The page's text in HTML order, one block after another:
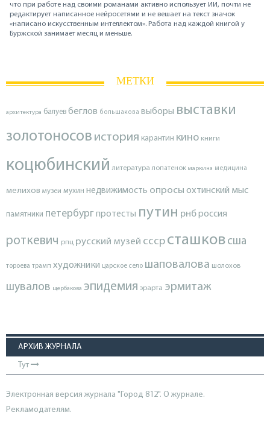
что при работе над своими романами активно использует ИИ, почти не
редактирует написанное нейросетями и не вешает на текст значок
«написано искусственным интеллектом». Работа над каждой книгой у
Буржской занимает месяц и меньше.
МЕТКИ
архитектура балуев беглов большакова выборы выставки
золотоносов история карантин кино книги
коцюбинский литература лопатенок маркина медицина
мелихов музеи мухин недвижимость опросы охтинский мыс
памятники петербургпротесты путин рнброссия
роткевич рпц русский музей ссср сташков сша
тороева трамп художники царское село шаповалова шолохов
шувалов щербакова эпидемия эрарта эрмитаж
АРХИВ ЖУРНАЛА
Тут
Электронная версия журнала "Город 812". О журнале.
Рекламодателям.